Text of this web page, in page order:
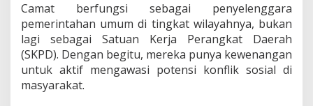
Camat berfungsi sebagai penyelenggara
pemerintahan umum di tingkat wilayahnya, bukan
lagi sebagai Satuan Kerja Perangkat Daerah
(SKPD). Dengan begitu, mereka punya kewenangan
untuk aktif mengawasi potensi konflik sosial di
masyarakat.